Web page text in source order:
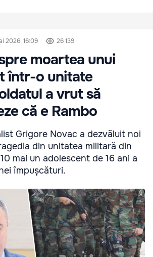
2026, 16:09 26 139
moartea unui
într-o unitate
a vrut să
că e Rambo
Grigore Novac a dezvăluit noi
din unitatea militară din
mai un adolescent de 16 ani a
împușcături.